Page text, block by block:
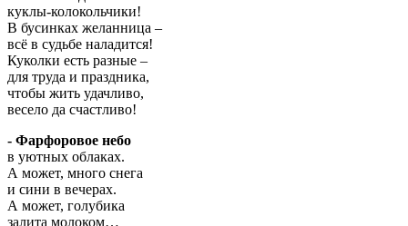
куклы-колокольчики!
В бусинках желанница –
всё в судьбе наладится!
Куколки есть разные –
для труда и праздника,
чтобы жить удачливо,
весело да счастливо!
- Фарфоровое небо
в уютных облаках.
А может, много снега
и сини в вечерах.
А может, голубика
залита молоком…